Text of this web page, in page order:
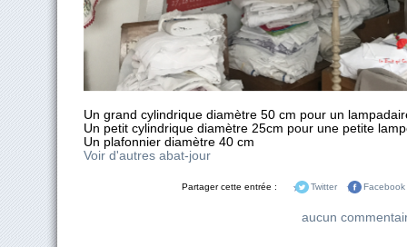
Un grand cylindrique diamètre 50 cm pour un
Un petit cylindrique diamètre 25cm pour une petite
Un plafonnier diamètre 40 cm
Voir d'autres abat-jour
Partager cette entrée : Twitter Facebook
aucun